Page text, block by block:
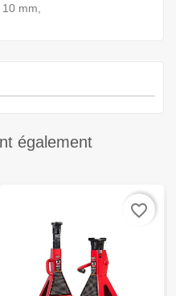
mm,
également
favorite_border